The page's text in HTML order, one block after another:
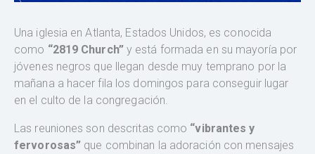
Una iglesia en Atlanta, Estados Unidos, es conocida
como “2819 Church”y está formada en su mayoría por
jóvenes negros que llegan desde muy temprano por la
mañana a hacer fila los domingos para conseguir lugar
en el culto de la congregación.
Las reuniones son descritas como “vibrantes y
fervorosas” que combinan la adoración con mensajes